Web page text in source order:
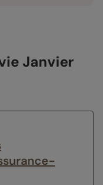
Janvier